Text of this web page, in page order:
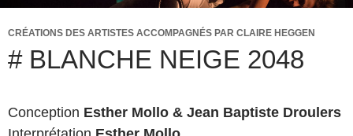
CRÉATIONS DES ARTISTES ACCOMPAGNÉS PAR CLAIRE HEGGEN
# BLANCHE NEIGE 2048
Conception Esther Mollo & Jean Baptiste Droulers